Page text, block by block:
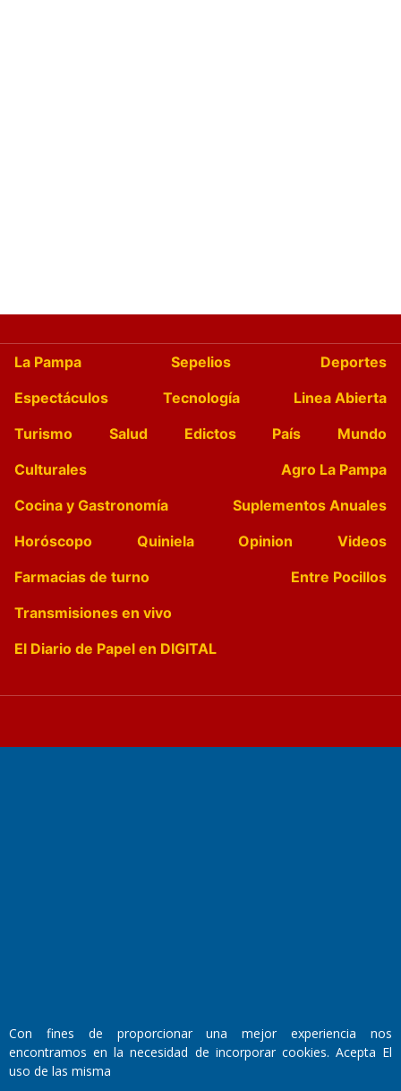
La Pampa Sepelios
Deportes
Espectáculos
Tecnología
Linea Abierta
Turismo
Salud Edictos País
Mundo
Culturales
Agro La Pampa
Cocina y Gastronomía
Suplementos Anuales
Horóscopo
Quiniela Opinion
Videos
Farmacias de turno
Entre Pocillos
Transmisiones en vivo
El Diario de Papel en DIGITAL
Domicilio Legal: José Ingenieros 855,
Con fines de proporcionar una mejor experiencia nos
encontramos en la necesidad de incorporar cookies. Acepta El
uso de las misma